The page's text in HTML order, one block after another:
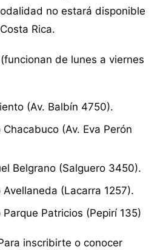
no estará disponible
Rica.
(funcionan de lunes a viernes
(Av. Balbín 4750).
(Av. Eva Perón
Belgrano (Salguero 3450).
(Lacarra 1257).
Patricios (Pepirí 135)
inscribirte o conocer